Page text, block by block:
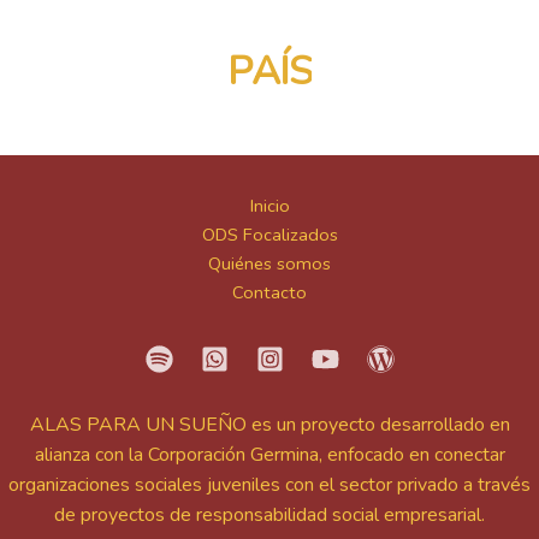
COMU
Inicio
ODS Focalizados
Quiénes somos
Contacto
ALAS PARA UN SUEÑO es un proyecto desarrollado en
alianza con la Corporación Germina, enfocado en conectar
organizaciones sociales juveniles con el sector privado a través
de proyectos de responsabilidad social empresarial.